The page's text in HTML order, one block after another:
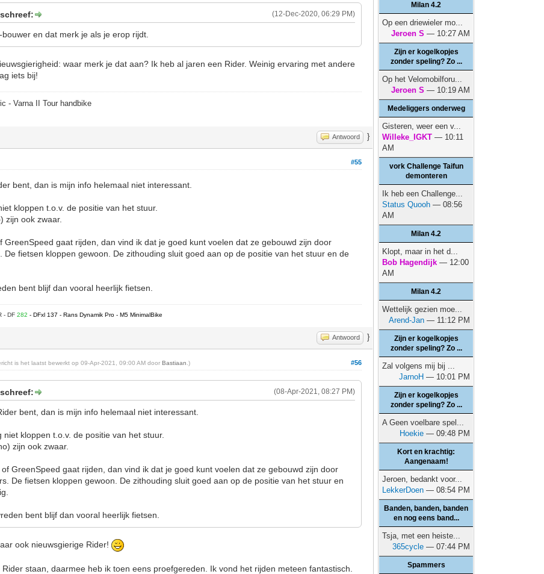
(12-Dec-2020, 06:29 PM)
en dat merk je als je erop rijdt.
waar merk je dat aan? Ik heb al jaren een Rider. Weinig ervaring met andere
iets bij!
- Varna II Tour handbike
Antwoord }
#55
bent, dan is mijn info helemaal niet interessant.
kloppen t.o.v. de positie van het stuur.
zijn ook zwaar.
GreenSpeed gaat rijden, dan vind ik dat je goed kunt voelen dat ze gebouwd zijn door
De fietsen kloppen gewoon. De zithouding sluit goed aan op de positie van het stuur en de
bent blijf dan vooral heerlijk fietsen.
- DF282- DFxl 137 - Rans Dynamik Pro - M5 MinimalBike
Antwoord }
#56
is het laatst bewerkt op 09-Apr-2021, 09:00 AM doorBastiaan .)
(08-Apr-2021, 08:27 PM)
bent, dan is mijn info helemaal niet interessant.
niet kloppen t.o.v. de positie van het stuur.
zijn ook zwaar.
GreenSpeed gaat rijden, dan vind ik dat je goed kunt voelen dat ze gebouwd zijn door
De fietsen kloppen gewoon. De zithouding sluit goed aan op de positie van het stuur en
bent blijf dan vooral heerlijk fietsen.
ook nieuwsgierige Rider!
Rider staan, daarmee heb ik toen eens proefgereden. Ik vond het rijden meteen fantastisch.
Milan 4.2
Op een driewieler mo...
Jeroen S — 10:27 AM
Zijn er kogelkopjes
zonder speling? Zo ...
Op het Velomobilforu...
Jeroen S — 10:19 AM
Medeliggers onderweg
Gisteren, weer een v...
Willeke_IGKT — 10:11
AM
vork Challenge Taifun
demonteren
Ik heb een Challenge...
Status Quooh — 08:56
AM
Milan 4.2
Klopt, maar in het d...
Bob Hagendijk — 12:00
AM
Milan 4.2
Wettelijk gezien moe...
Arend-Jan — 11:12 PM
Zijn er kogelkopjes
zonder speling? Zo ...
Zal volgens mij bij ...
JarnoH — 10:01 PM
Zijn er kogelkopjes
zonder speling? Zo ...
A Geen voelbare spel...
Hoekie — 09:48 PM
Kort en krachtig:
Aangenaam!
Jeroen, bedankt voor...
LekkerDoen — 08:54 PM
Banden, banden, banden
en nog eens band...
Tsja, met een heiste...
365cycle — 07:44 PM
Spammers